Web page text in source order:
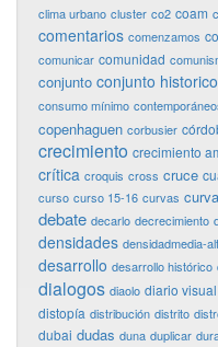
clima urbano cluster co2 coam
comentarios comenzamos
comunicar comunidad
conjunto conjunto historico
consumo mínimo
copenhaguen corbusier
crecimiento crecimiento
crítica croquis cross cruce
curso curso 15-16 curvas
debate decarlo decrecimiento
densidades densidadmedia-
desarrollo desarrollo histórico
dialogos diaolo diario visual
distopía distribución distrito
dubai dudas duna duplicar